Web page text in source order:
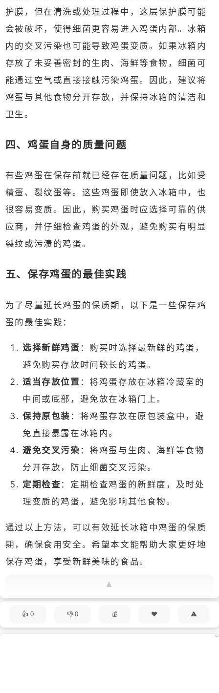
护膜，但在清洗或处理过程中，这层保护膜可能
会被破坏，使得细菌更容易进入鸡蛋内部。冰箱
内的交叉污染也可能导致鸡蛋变质。如果冰箱内
存放了未妥善密封的生肉、海鲜等食物，细菌可
能通过空气或直接接触污染鸡蛋。因此，建议将
鸡蛋与其他食物分开存放，并保持冰箱的清洁和
卫生。
四、鸡蛋自身的质量问题
有些鸡蛋在保存前就已经存在质量问题，比如受
精蛋、裂纹蛋等。这些鸡蛋即使放入冰箱中，也
很容易变质。因此，购买鸡蛋时应选择可靠的供
应商，并仔细检查鸡蛋的外观，避免购买有明显
裂纹或污渍的鸡蛋。
五、保存鸡蛋的最佳实践
为了尽量延长鸡蛋的保质期，以下是一些保存鸡
蛋的最佳实践：
选择新鲜鸡蛋 ：购买时选择最新鲜的鸡蛋，
避免购买存放时间较长的鸡蛋。
适当存放位置 ：将鸡蛋存放在冰箱冷藏室的
中间或底部，避免放在冰箱门上。
保持原包装 ：将鸡蛋存放在原包装盒中，避
免直接暴露在冰箱内。
避免交叉污染 ：将鸡蛋与生肉、海鲜等食物
分开存放，防止细菌交叉污染。
定期检查：定期检查鸡蛋的新鲜度，及时处
理变质的鸡蛋，避免影响其他食物。
通过以上方法，可以有效延长冰箱中鸡蛋的保质
期，确保食用安全。希望本文能帮助大家更好地
保存鸡蛋，享受新鲜美味的食品。
0 0